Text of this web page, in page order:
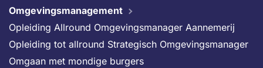
Omgevingsmanagement
Opleiding Allround Omgevingsmanager Aannemerij
Opleiding tot allround Strategisch Omgevingsmanager
Omgaan met mondige burgers